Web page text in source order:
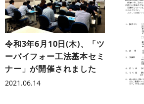
令和3年6月10日(木)、「ツ
ーバイフォー工法基本セミ
ナー」が開催されました
2021.06.14